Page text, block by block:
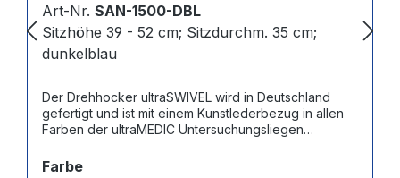
Art-Nr. SAN-1500-DBL
Sitzhöhe 39 - 52 cm; Sitzdurchm. 35 cm;
dunkelblau
Der Drehhocker ultraSWIVEL wird in Deutschland
gefertigt und ist mit einem Kunstlederbezug in allen
Farben der ultraMEDIC Untersuchungsliegen
Universalrollen für Hartböden und Teppichböden.
Farbeauswählen